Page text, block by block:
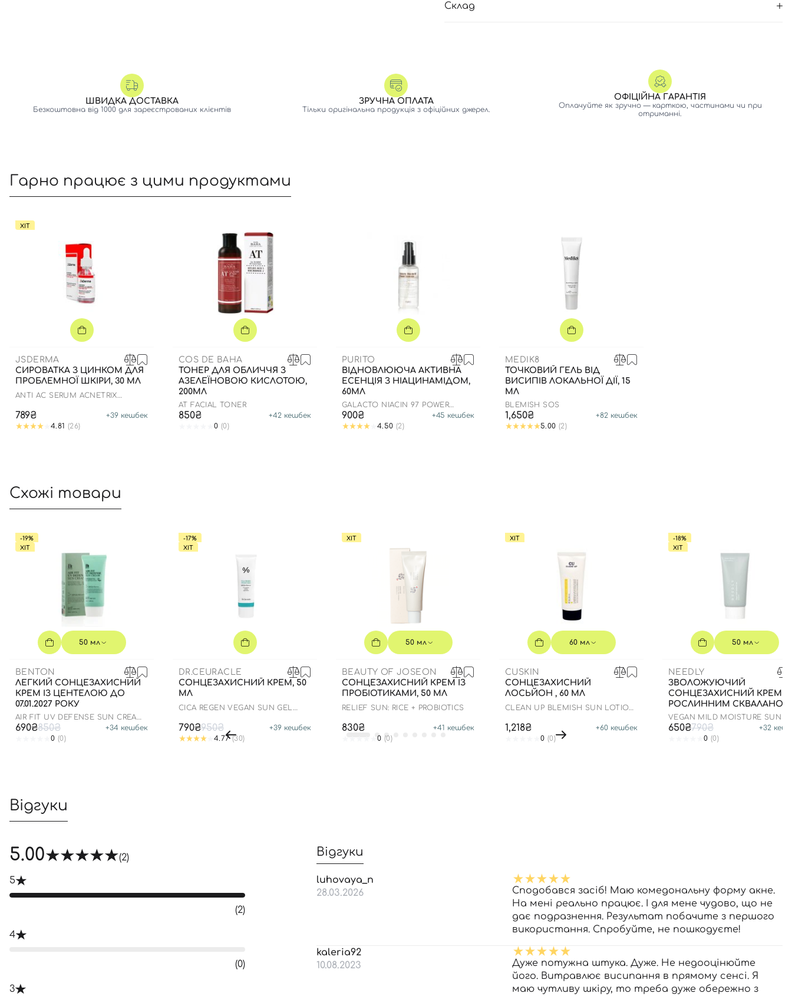
Склад
ШВИДКА ДОСТАВКА
Безкоштовна від 1000 для зареєстрованих клієнтів
ЗРУЧНА ОПЛАТА
Тільки оригінальна продукція з офіційних джерел.
ОФІЦІЙНА ГАРАНТІЯ
Оплачуйте як зручно — карткою, частинами чи при
отриманні.
Гарно працює з цими продуктами
ХІТ
JSDERMA
СИРОВАТКА З ЦИНКОМ ДЛЯ
ПРОБЛЕМНОЇ ШКІРИ, 30 МЛ
ANTI AC SERUM ACNETRIX
789₴ +39 кешбек
4.81 (26)
COS DE BAHA
ТОНЕР ДЛЯ ОБЛИЧЧЯ З
АЗЕЛЕЇНОВОЮ КИСЛОТОЮ,
200МЛ
AT FACIAL TONER
850₴ +42 кешбек
0 (0)
PURITO
ВІДНОВЛЮЮЧА АКТИВНА
ЕСЕНЦІЯ З НІАЦИНАМІДОМ,
60МЛ
GALACTO NIACIN 97 POWER
ESSENCE
900₴ +45 кешбек
4.50 (2)
MEDIK8
ТОЧКОВИЙ ГЕЛЬ ВІД
ВИСИПІВ ЛОКАЛЬНОЇ ДІЇ, 15
МЛ
BLEMISH SOS
1,650₴ +82 кешбек
5.00 (2)
Схожі товари
-19%
ХІТ
50 мл
BENTON
ЛЕГКИЙ СОНЦЕЗАХИСНИЙ
КРЕМ ІЗ ЦЕНТЕЛОЮ ДО
07.01.2027 РОКУ
AIR FIT UV DEFENSE SUN CREAM
SPF50
690₴850₴ +34 кешбек
0 (0)
-17%
ХІТ
DR.CEURACLE
СОНЦЕЗАХИСНИЙ КРЕМ, 50
МЛ
СICA REGEN VEGAN SUN GEL
790₴950₴ +39 кешбек
4.77 (30)
ХІТ
50 мл
BEAUTY OF JOSEON
СОНЦЕЗАХИСНИЙ КРЕМ ІЗ
ПРОБІОТИКАМИ, 50 МЛ
RELIEF SUN: RICE + PROBIOTICS
830₴ +41 кешбек
0 (0)
ХІТ
60 мл
CUSKIN
СОНЦЕЗАХИСНИЙ
ЛОСЬЙОН , 60 МЛ
CLEAN UP BLEMISH SUN LOTION
1,218₴ +60 кешбек
0 (0)
-18%
ХІТ
50 мл
NEEDLY
ЗВОЛОЖУЮЧИЙ
СОНЦЕЗАХИСНИЙ КРЕМ ІЗ
РОСЛИННИМ СКВАЛАНОМ
ДО 23.03.2027 50 МЛ
VEGAN MILD MOISTURE SUN
50+ PA++++
650₴790₴ +32
0 (0)
Відгуки
5.00 (2)
5
(2)
4
(0)
3
Відгуки
luhovaya_n
28.03.2026
Сподобався засіб! Маю комедональну форму акне.
На мені реально працює. І для мене чудово, що не
дає подразнення. Результат побачите з першого
використання. Спробуйте, не пошкодуєте!
kaleria92
10.08.2023
Дуже потужна штука. Дуже. Не недооцінюйте
його. Витравлює висипання в прямому сенсі. Я
маю чутливу шкіру, то треба дуже обережно з
Вхід Реєстрація
Увійти за допомогою e-mail